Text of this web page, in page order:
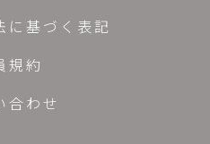
に基づく表記
規約
合わせ